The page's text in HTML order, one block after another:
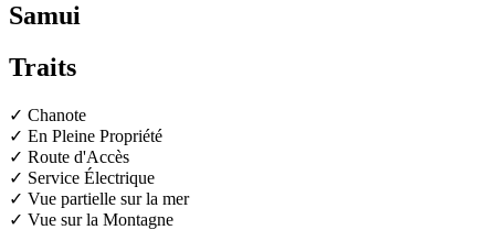
Samui
Traits
✓ Chanote
✓ En Pleine Propriété
✓ Route d'Accès
✓ Service Électrique
✓ Vue partielle sur la mer
✓ Vue sur la Montagne